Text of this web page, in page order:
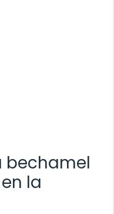
bechamel
la